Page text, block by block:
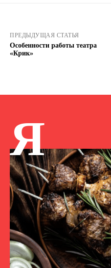
ПРЕДЫДУЩАЯ СТАТЬЯ
Особенности работы театра
«Крик»
Я